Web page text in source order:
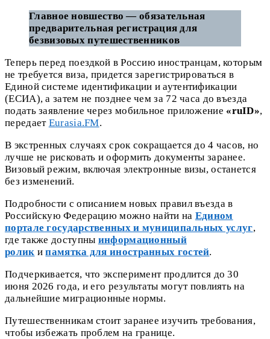
Главное новшество — обязательная
предварительная регистрация для
безвизовых путешественников
Теперь перед поездкой в Россию иностранцам, которым
не требуется виза, придется зарегистрироваться в
Единой системе идентификации и аутентификации
(ЕСИА), а затем не позднее чем за 72 часа до въезда
подать заявление через мобильное приложение «ruID»,
передает Eurasia.FM.
В экстренных случаях срок сокращается до 4 часов, но
лучше не рисковать и оформить документы заранее.
Визовый режим, включая электронные визы, останется
без изменений.
Подробности с описанием новых правил въезда в
Российскую Федерацию можно найти на Едином
портале государственных и муниципальных услуг,
где также доступны информационный
ролик ипамятка для иностранных гостей.
Подчеркивается, что эксперимент продлится до 30
июня 2026 года, и его результаты могут повлиять на
дальнейшие миграционные нормы.
Путешественникам стоит заранее изучить требования,
чтобы избежать проблем на границе.